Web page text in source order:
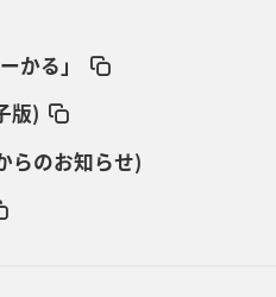
かる」
版)
らのお知らせ)